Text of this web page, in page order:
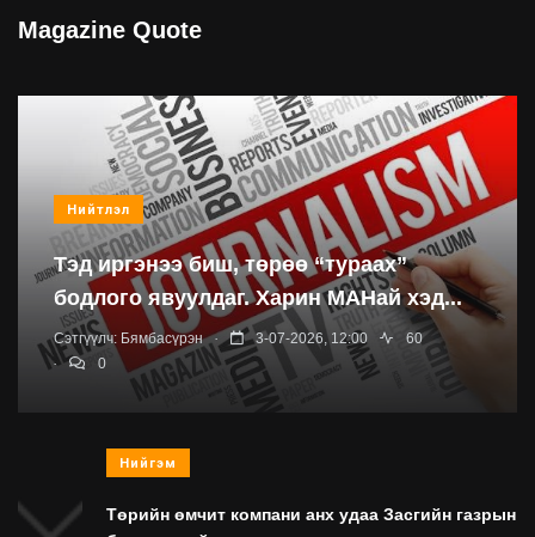
Magazine Quote
Нийтлэл
Тэд иргэнээ биш, төрөө “тураах”
бодлого явуулдаг. Харин МАНай хэд...
Сэтгүүлч: Бямбасүрэн . 3-07-2026, 12:00
60
.
0
Нийгэм
Төрийн өмчит компани анх удаа Засгийн газрын